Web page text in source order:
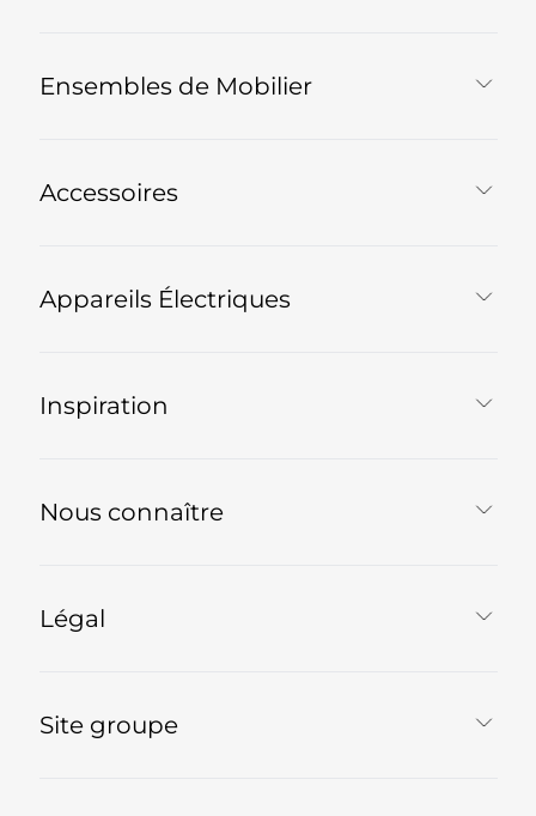
Ensembles de Mobilier
Accessoires
Appareils Électriques
Inspiration
Nous connaître
Légal
Site groupe